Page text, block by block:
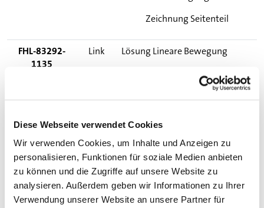
Diese Webseite verwendet Cookies
Wir verwenden Cookies, um Inhalte und Anzeigen zu
personalisieren, Funktionen für soziale Medien anbieten
zu können und die Zugriffe auf unsere Website zu
analysieren. Außerdem geben wir Informationen zu Ihrer
Verwendung unserer Website an unsere Partner für
Zeichnung Seitenteil
FHL-83292-
1135
Link Lösung Lineare Bewegung
1160
Übung Zeichnung Viereck
FHL-83292-
Link
Programmdarstellung Seitenteil
FHS-83292-
1170
Link
Lernsituation 3
Animation Fußteil erste
Aufspannung